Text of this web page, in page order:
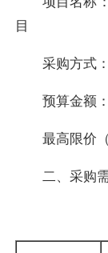
目
采购方式：
预算金额：
最高限价（
二、采购需